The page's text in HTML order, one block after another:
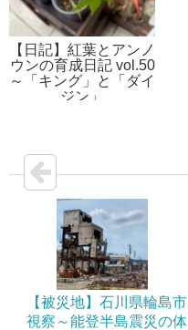
【日記】紅葉とアンノ
ウンの育成日記 vol.50
～「キング」と「ダイ
ジン」
【被災地】石川県輪島市
視察～能登半島震災の体